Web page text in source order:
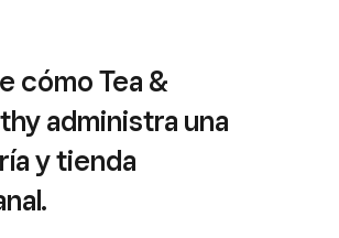
cómo Tea &
administra una
y tienda